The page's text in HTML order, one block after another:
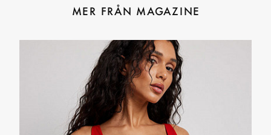
MER FRÅN MAGAZINE